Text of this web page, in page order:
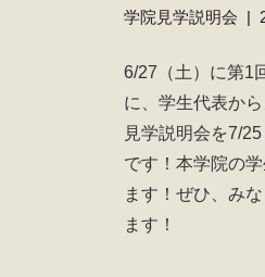
学院見学説明会 |
6/27（土）に第1
に、学生代表か
見学説明会を7/
です！本学院の
ます！ぜひ、み
ます！